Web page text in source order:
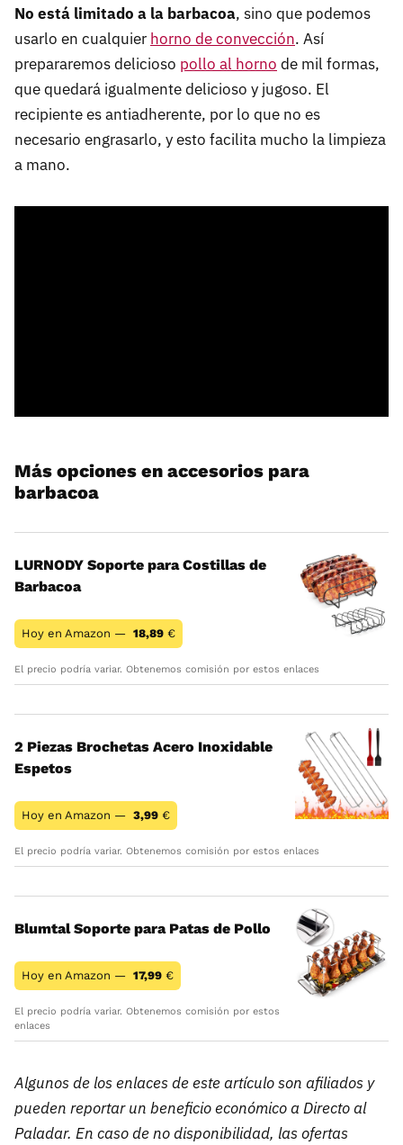
No está limitado a la barbacoa, sino que podemos
usarlo en cualquier horno de convección. Así
prepararemos delicioso pollo al horno de mil formas,
que quedará igualmente delicioso y jugoso. El
recipiente es antiadherente, por lo que no es
necesario engrasarlo, y esto facilita mucho la limpieza
a mano.
Más opciones en accesorios para
barbacoa
LURNODY Soporte para Costillas de
Barbacoa
Hoy en Amazon — 18,89 €
El precio podría variar. Obtenemos comisión por estos enlaces
2 Piezas Brochetas Acero Inoxidable
Espetos
Hoy en Amazon — 3,99 €
El precio podría variar. Obtenemos comisión por estos enlaces
Blumtal Soporte para Patas de Pollo
Hoy en Amazon — 17,99 €
El precio podría variar. Obtenemos comisión por estos
enlaces
Algunos de los enlaces de este artículo son afiliados y
pueden reportar un beneficio económico a Directo al
Paladar. En caso de no disponibilidad, las ofertas